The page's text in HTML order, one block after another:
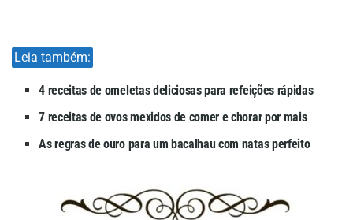
Leia também:
4 receitas de omeletas deliciosas para refeições rápidas
7 receitas de ovos mexidos de comer e chorar por mais
As regras de ouro para um bacalhau com natas perfeito